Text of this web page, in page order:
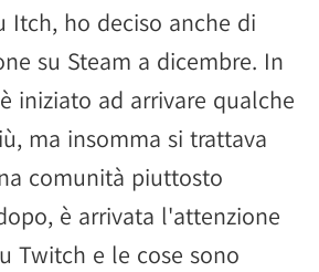
Itch, ho deciso anche di
su Steam a dicembre. In
iniziato ad arrivare qualche
ma insomma si trattava
comunità piuttosto
è arrivata l'attenzione
Twitch e le cose sono